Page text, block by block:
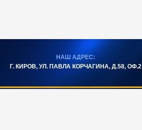
НАШ АДРЕС:
Г. КИРОВ, УЛ. ПАВЛА КОРЧАГИНА, Д.58, ОФ.2